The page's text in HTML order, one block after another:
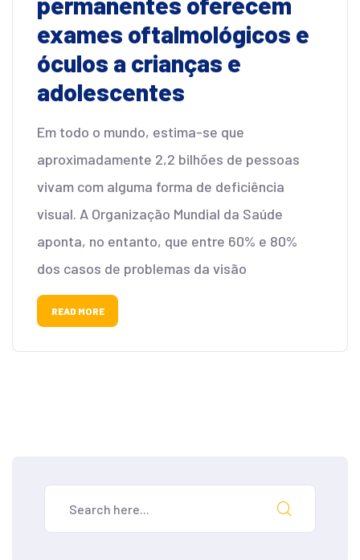
exames oftalmológicos e
óculos a crianças e
adolescentes
Em todo o mundo, estima-se que
aproximadamente 2,2 bilhões de pessoas
vivam com alguma forma de deficiência
visual. A Organização Mundial da Saúde
aponta, no entanto, que entre 60% e 80%
dos casos de problemas da visão
READ MORE